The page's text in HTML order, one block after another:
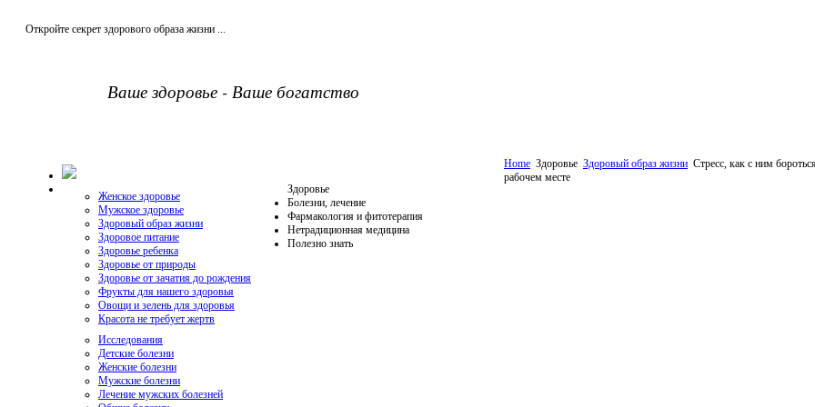
Откройте секрет здорового образа жизни ...
Ваше здоровье - Ваше богатство
Здоровье
Женское здоровье
Мужское здоровье
Здоровый образ жизни
Здоровое питание
Здоровье ребенка
Здоровье от природы
Здоровье от зачатия до рождения
Фрукты для нашего здоровья
Овощи и зелень для здоровья
Красота не требует жертв
Болезни, лечение
Исследования
Детские болезни
Женские болезни
Мужские болезни
Лечение мужских болезней
Фармакология и фитотерапия
Нетрадиционная медицина
Полезно знать
Home Здоровье Здоровый образ жизни Стресс, как с ним
рабочем месте